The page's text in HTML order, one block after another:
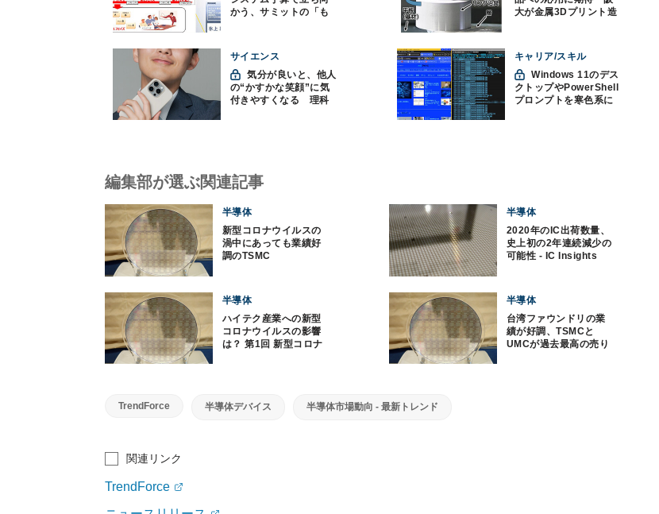
かう、サミットの「も
大が金属3Dプリント造
サイエンス
気分が良いと、他人
の“かすかな笑顔”に気
付きやすくなる 理科
キャリア/スキル
Windows 11のデス
クトップやPowerShell
プロンプトを寒色系に
編集部が選ぶ関連記事
半導体
新型コロナウイルスの
渦中にあっても業績好
調のTSMC
半導体
2020年のIC出荷数量、
史上初の2年連続減少の
可能性 - IC Insights
半導体
ハイテク産業への新型
コロナウイルスの影響
は？ 第1回 新型コロナ
半導体
台湾ファウンドリの業
績が好調、TSMCと
UMCが過去最高の売り
TrendForce 半導体デバイス 半導体市場動向 - 最新トレンド
関連リンク
TrendForce